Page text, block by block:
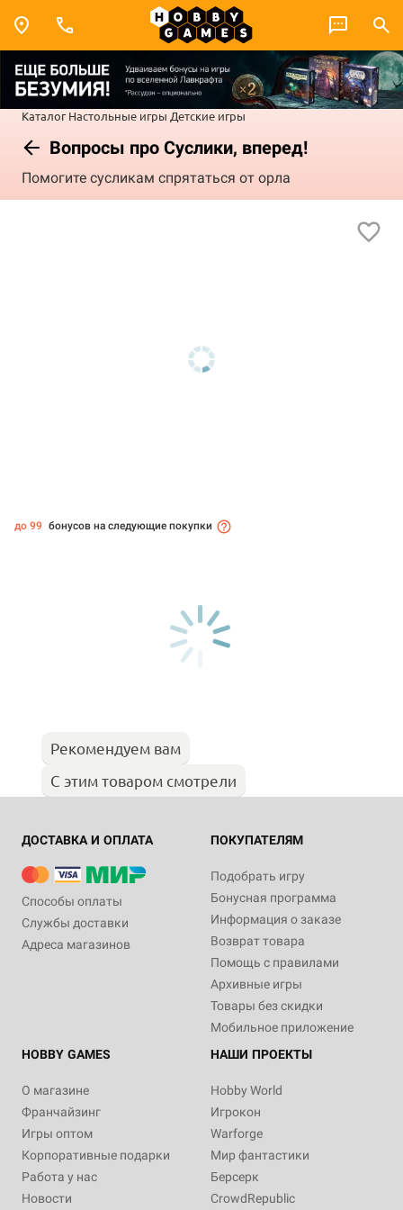
Каталог Настольные игры Детские игры
Вопросы про Суслики, вперед!
Помогите сусликам спрятаться от орла
до 99 бонусов на следующие покупки
Рекомендуем вам
С этим товаром смотрели
ДОСТАВКА И ОПЛАТА
Способы оплаты
Службы доставки
Адреса магазинов
ПОКУПАТЕЛЯМ
Подобрать игру
Бонусная программа
Информация о заказе
Возврат товара
Помощь с правилами
Архивные игры
Товары без скидки
Мобильное приложение
HOBBY GAMES
О магазине
Франчайзинг
Игры оптом
Корпоративные подарки
Работа у нас
Новости
НАШИ ПРОЕКТЫ
Hobby World
Игрокон
Warforge
Мир фантастики
Берсерк
CrowdRepublic